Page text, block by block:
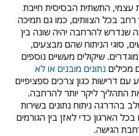
עצמי, התשתית הבסיסית חייבת
בכל הצוותים, כמו גם תמיכה
שנדרש להרחבה יהיה שונה בין
סוגי הניתוח שהם מבצעים,
שיקולים מעשיים נוספים
מכילים נתונים מובנים או לא
עם דרישות כגון צרכים ספציפיים
התהליך ליקר יותר להרחבה.
בהדרגה ניתוח נתונים בשירות
הארגון כדי לאזן בין הגורמים
הגישה.